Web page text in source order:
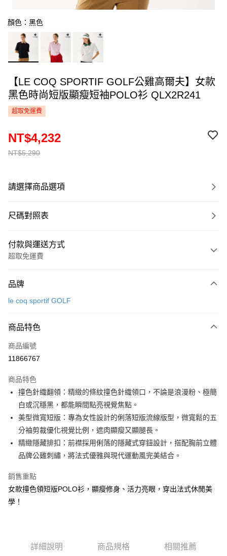
顏色：黑色
【LE COQ SPORTIF GOLF公雞高爾夫】女款
黑色時尚短版顯瘦短袖POLO衫 QLX2R241
超取免運費
NT$5,290
NT$4,232
請選擇商品選項
尺碼對照表
付款與運送方式
超取免運費
信用卡一次付款
LINE Pay
Apple Pay
悠遊付
大哥付你分期
相關說明
【大哥付你分期使用說明】
1.本服務由台灣大哥大提供，台灣大哥大用戶可立即使用無須另外申請。
2.付款方式選擇「大哥付你分期」，訂單成立後會自動跳轉到大哥付的交易
流程，驗證手機門號後，選擇欲分期的期數、繳款截止日，確認付款後即完
3.實際核准額度、可分期數及費用金額請依後續交易確認頁面所載為準。
4.訂單成立30分鐘內，如未前往確認交易或遇審核未通過，訂單將自動取
消。如遇「轉專審核」未通過狀況，表示未達大哥付你分期系統評分，恕無
法說明評估內容。
帳／街口支付／iPASS MONEY」等通路繳費。
AFTEE先享後付
相關說明
【關於「AFTEE先享後付」】
便利好安心！
１．簡單：不需註冊會員、不需綁卡、不需儲值。
２．便利：只要手機號碼，簡訊認證，即可結帳。
３．安心：先確認商品／服務後，再付款。
２．訂單成立數日內，您將收到繳費通知簡訊。
運送方式
全家取貨付款
品牌
le coq sportif GOLF
商品特色
商品編號
11866767
商品特色
撞色針織翻領：精緻的條紋撞色針織領口，不論是浪漫粉、極簡
白或沉穩黑，都能瞬間點亮視覺焦點。
美型微寬短版：專為女性設計的俐落短版流線版型，微寬鬆的五
分袖剪裁優化視覺比例，遮肉顯瘦又顯腿長。
精緻隱藏排扣：前襟採用俐落的隱藏式穿鈕設計，搭配胸前立體
品牌公雞刺繡，將法式優雅與現代運動風完美結合。
銷售重點
女款撞色領短版POLO衫，顯瘦修身、活力亮眼，穿出法式休閒美
學！
詳細說明 商品規格 相關推薦